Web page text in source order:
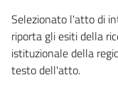
Selezionato l'atto di
riporta gli esiti della
istituzionale della
testo dell'atto.